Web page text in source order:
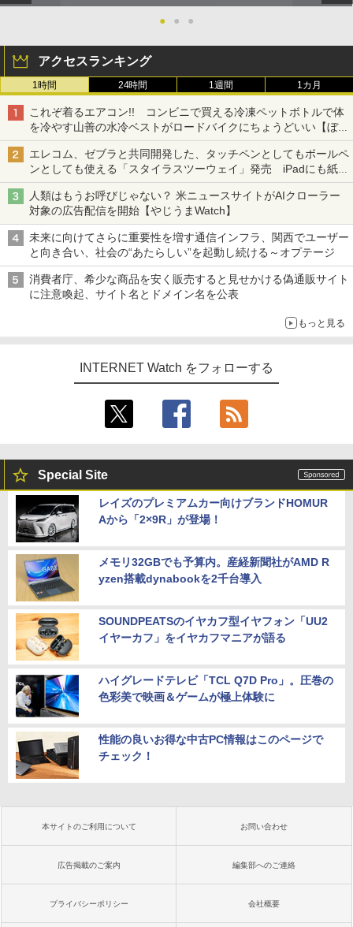
● ● ●
アクセスランキング
1時間 24時間 1週間 1カ月
これぞ着るエアコン!! コンビニで買える冷凍ペットボトルで体
を冷やす山善の水冷ベストがロードバイクにちょうどいい【ぼっ
ち・ざ・ろーど！その14】【空いた時間でなにしてる？】
エレコム、ゼブラと共同開発した、タッチペンとしてもボールペ
ンとしても使える「スタイラスツーウェイ」発売 iPadにも紙に
も、持ち替えずに書き込める
人類はもうお呼びじゃない？ 米ニュースサイトがAIクローラー
対象の広告配信を開始【やじうまWatch】
未来に向けてさらに重要性を増す通信インフラ、関西でユーザー
と向き合い、社会の“あたらしい”を起動し続ける～オプテージ
消費者庁、希少な商品を安く販売すると見せかける偽通販サイト
に注意喚起、サイト名とドメイン名を公表
もっと見る
INTERNET Watch をフォローする
Special Site
レイズのプレミアムカー向けブランドHOMUR
Aから「2×9R」が登場！
メモリ32GBでも予算内。産経新聞社がAMD R
yzen搭載dynabookを2千台導入
SOUNDPEATSのイヤカフ型イヤフォン「UU2
イヤーカフ」をイヤカフマニアが語る
ハイグレードテレビ「TCL Q7D Pro」。圧巻の
色彩美で映画＆ゲームが極上体験に
性能の良いお得な中古PC情報はこのページで
チェック！
本サイトのご利用について お問い合わせ
広告掲載のご案内 編集部へのご連絡
プライバシーポリシー 会社概要